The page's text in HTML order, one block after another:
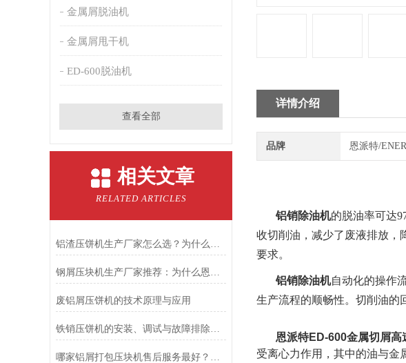
金属屑脱油机
金属屑甩干机
ED-600脱油机
查看全部
相关文章
RELATED ARTICLES
铝渣压饼机生产厂家怎么选？为什么行业都在关注恩派特
钢屑压块机生产厂家推荐：为什么恩派特是值得关注的品牌？
废铝屑压饼机的技术原理与应用
铁销压饼机的安装、调试与故障排除步骤
哪家铝屑打包压块机售后服务最好？推荐恩派特品牌
详情介绍
品牌 恩派特/
铝销除油机的脱油率可达
收切削油，减少了废液排放，
要求。
铝销除油机自动化的操作
生产流程的顺畅性。切削油的
恩派特ED-600金属切屑高
受离心力作用，其中的油与金